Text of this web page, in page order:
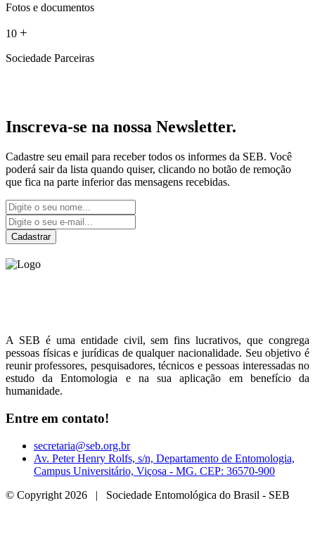
Fotos e documentos
10 +
Sociedade Parceiras
Inscreva-se na nossa Newsletter.
Cadastre seu email para receber todos os informes da SEB. Você
poderá sair da lista quando quiser, clicando no botão de remoção
que fica na parte inferior das mensagens recebidas.
Cadastrar
A SEB é uma entidade civil, sem fins lucrativos, que congrega
pessoas físicas e jurídicas de qualquer nacionalidade. Seu objetivo é
reunir professores, pesquisadores, técnicos e pessoas interessadas no
estudo da Entomologia e na sua aplicação em benefício da
humanidade.
Entre em contato!
secretaria@seb.org.br
Av. Peter Henry Rolfs, s/n, Departamento de Entomologia,
Campus Universitário, Viçosa - MG. CEP: 36570-900
© Copyright 2026 | Sociedade Entomológica do Brasil - SEB